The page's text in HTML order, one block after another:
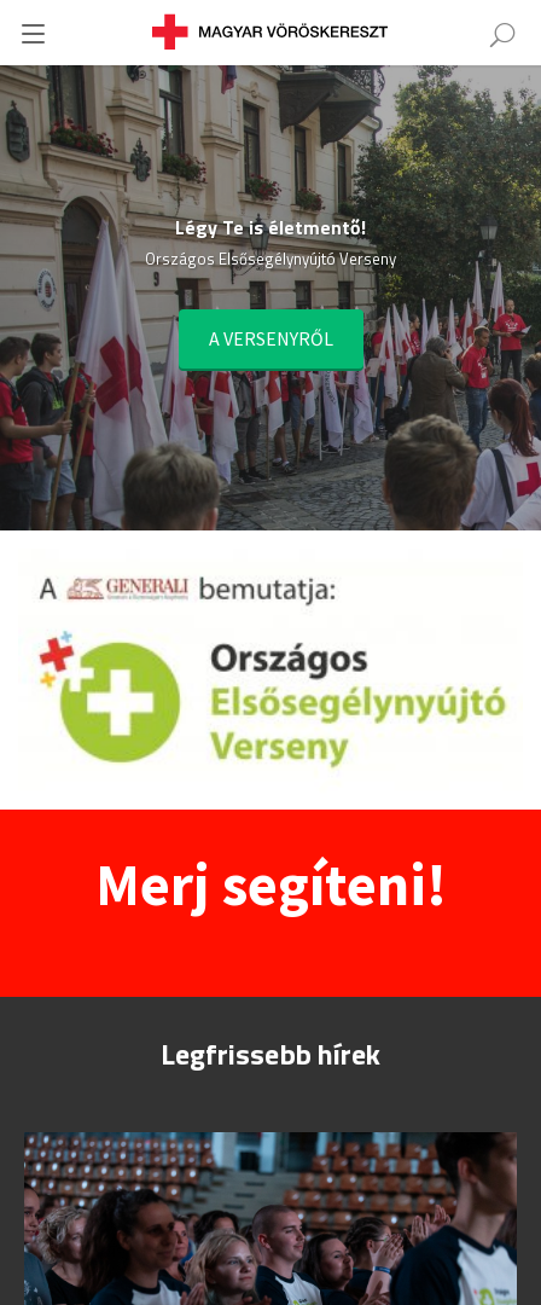
Légy Te is életmentő!
Országos Elsősegélynyújtó Verseny
A VERSENYRŐL
Merj segíteni!
Legfrissebb hírek